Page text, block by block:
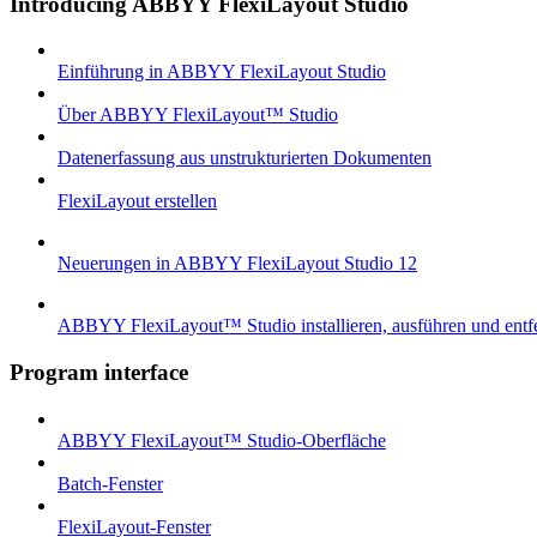
Einführung in ABBYY FlexiLayout Studio
Über ABBYY FlexiLayout™ Studio
Datenerfassung aus unstrukturierten Dokumenten
FlexiLayout erstellen
Neuerungen in ABBYY FlexiLayout Studio 12
ABBYY FlexiLayout™ Studio installieren, ausführen und
Program interface
ABBYY FlexiLayout™ Studio-Oberfläche
Batch-Fenster
FlexiLayout-Fenster